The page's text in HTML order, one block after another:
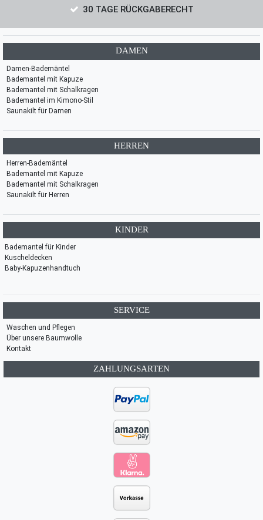
30 TAGE RÜCKGABERECHT
DAMEN
Damen-Bademäntel
Bademantel mit Kapuze
Bademantel mit Schalkragen
Bademantel im Kimono-Stil
Saunakilt für Damen
HERREN
Herren-Bademäntel
Bademantel mit Kapuze
Bademantel mit Schalkragen
Saunakilt für Herren
KINDER
Bademantel für Kinder
Kuscheldecken
Baby-Kapuzenhandtuch
SERVICE
Waschen und Pflegen
Über unsere Baumwolle
Kontakt
ZAHLUNGSARTEN